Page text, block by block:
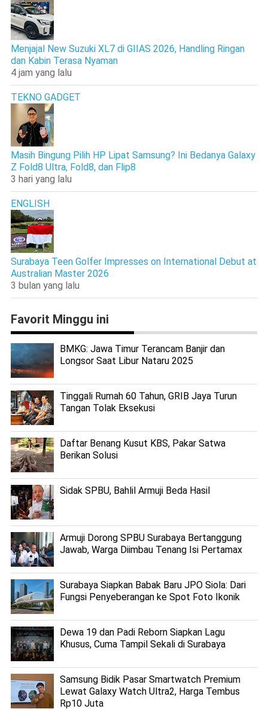
Menjajal New Suzuki XL7 di GIIAS 2026, Handling Ringan
dan Kabin Terasa Nyaman
4 jam yang lalu
TEKNO GADGET
Masih Bingung Pilih HP Lipat Samsung? Ini Bedanya Galaxy
Z Fold8 Ultra, Fold8, dan Flip8
3 hari yang lalu
ENGLISH
Surabaya Teen Golfer Impresses on International Debut at
Australian Master 2026
3 bulan yang lalu
Favorit Minggu ini
BMKG: Jawa Timur Terancam Banjir dan
Longsor Saat Libur Nataru 2025
Tinggali Rumah 60 Tahun, GRIB Jaya Turun
Tangan Tolak Eksekusi
Daftar Benang Kusut KBS, Pakar Satwa
Berikan Solusi
Sidak SPBU, Bahlil Armuji Beda Hasil
Armuji Dorong SPBU Surabaya Bertanggung
Jawab, Warga Diimbau Tenang Isi Pertamax
Surabaya Siapkan Babak Baru JPO Siola: Dari
Fungsi Penyeberangan ke Spot Foto Ikonik
Dewa 19 dan Padi Reborn Siapkan Lagu
Khusus, Cuma Tampil Sekali di Surabaya
Samsung Bidik Pasar Smartwatch Premium
Lewat Galaxy Watch Ultra2, Harga Tembus
Rp10 Juta